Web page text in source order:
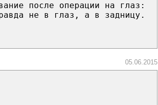
после операции на глаз:
не в глаз, а в задницу.
05.06.2015